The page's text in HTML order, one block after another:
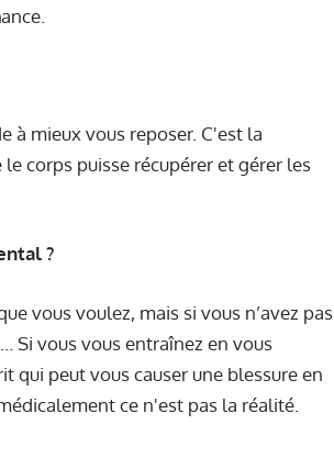
à mieux vous reposer. C'est la
corps puisse récupérer et gérer les
?
vous voulez, mais si vous n’avez pas
Si vous vous entraînez en vous
qui peut vous causer une blessure en
ce n'est pas la réalité.